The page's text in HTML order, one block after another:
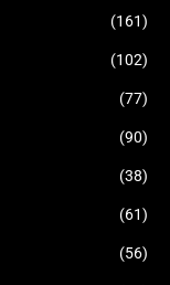
(161)
(102)
(77)
(90)
(38)
(61)
(56)